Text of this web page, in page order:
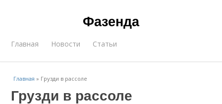
Фазенда
Главная Новости Статьи
Главная » Грузди в рассоле
Грузди в рассоле